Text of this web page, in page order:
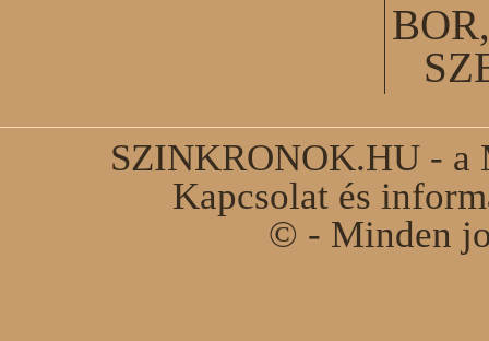
SZINKRONOK.HU - a
Kapcsolat és
© - Minden